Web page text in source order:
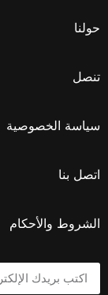
حولنا
تنصل
سياسة الخصوصية
اتصل بنا
الشروط والأحكام